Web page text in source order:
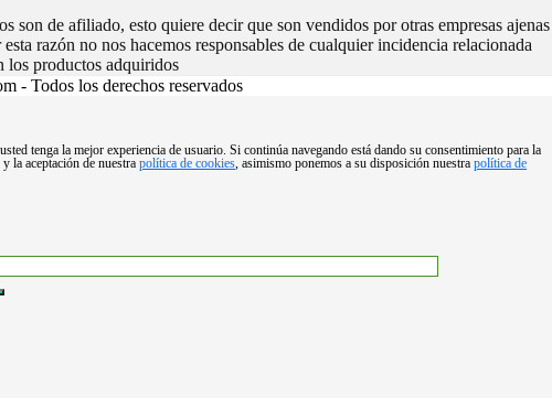
son de afiliado, esto quiere decir que son vendidos por otras empresas ajenas
razón no nos hacemos responsables de cualquier incidencia relacionada
los productos adquiridos
- Todos los derechos reservados
tenga la mejor experiencia de usuario. Si continúa navegando está dando su consentimiento para la
la aceptación de nuestra política de cookies, asimismo ponemos a su disposición nuestra política de